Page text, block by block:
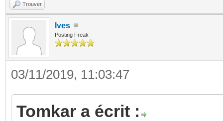
Trouver
Ives
Posting Freak
03/11/2019, 11:03:47
Tomkar a écrit :